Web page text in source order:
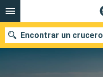
Encontrar un crucero